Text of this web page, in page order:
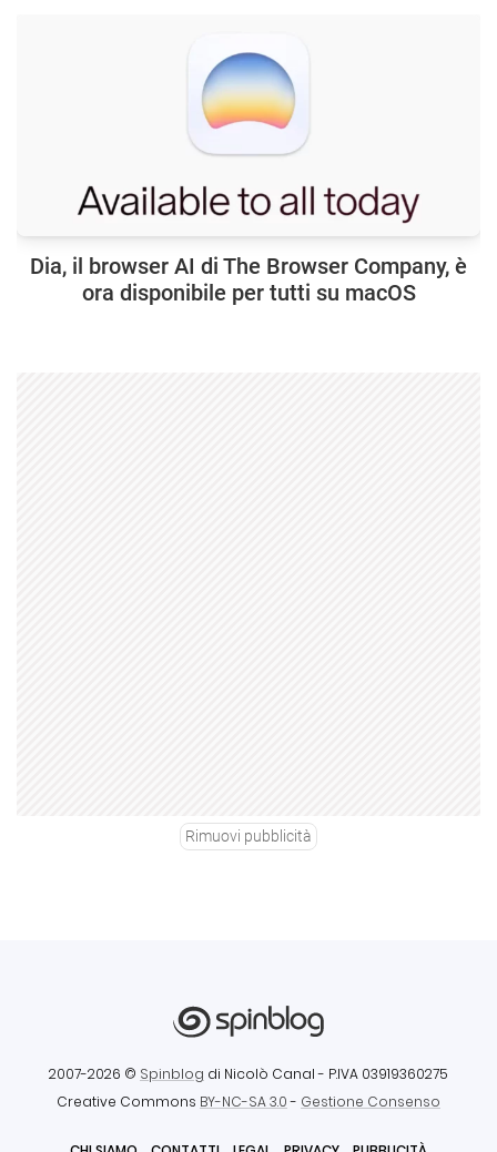
Dia, il browser AI di The Browser Company, è
ora disponibile per tutti su macOS
Rimuovi pubblicità
2007-2026 © Spinblog di Nicolò Canal - P.IVA 03919360275
Creative Commons BY-NC-SA 3.0- Gestione Consenso